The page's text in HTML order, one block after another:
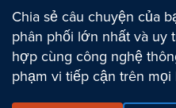
Chia sẻ câu chuyện của
phân phối lớn nhất và uy
hợp cùng công nghệ
phạm vi tiếp cận trên